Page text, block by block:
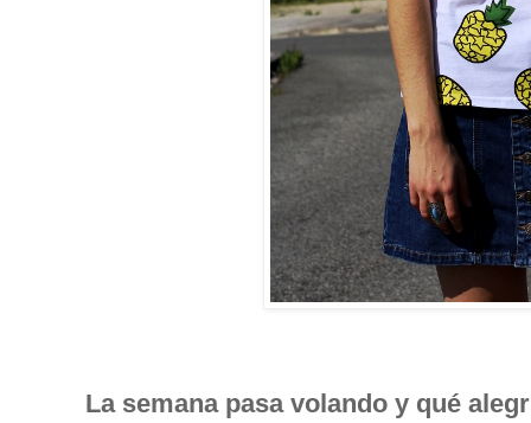
La semana pasa volando y qué